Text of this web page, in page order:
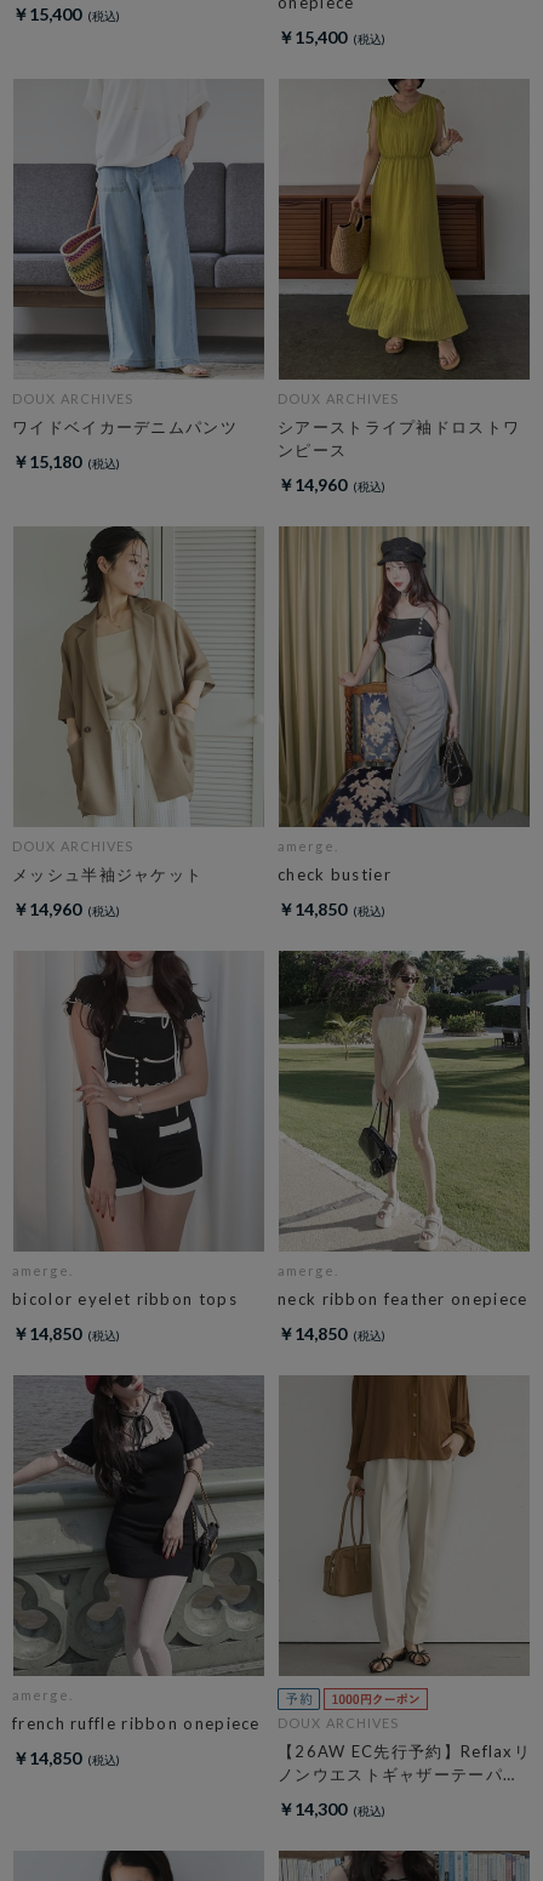
￥15,400
￥15,400
DOUX ARCHIVES
ワイドベイカーデニムパンツ
￥15,180
DOUX ARCHIVES
シアーストライプ袖ドロストワ
ンピース
￥14,960
DOUX ARCHIVES
メッシュ半袖ジャケット
￥14,960
amerge.
check bustier
￥14,850
amerge.
bicolor eyelet ribbon tops
￥14,850
amerge.
neck ribbon feather onepiece
￥14,850
amerge.
french ruffle ribbon onepiece
￥14,850
DOUX ARCHIVES
【26AW EC先行予約】Reflaxリ
ノンウエストギャザーテーパー
￥14,300